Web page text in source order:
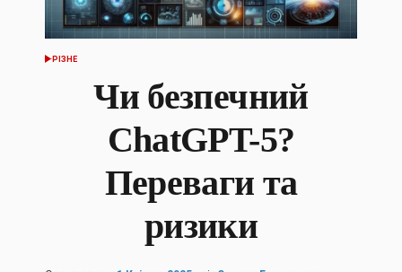
ОПУБЛІКУВАТИ
РІЗНЕ
Чи безпечний
ChatGPT-5?
Переваги та
ризики